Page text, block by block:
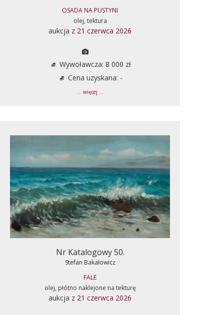
OSADA NA PUSTYNI
olej, tektura
aukcja z 21 czerwca 2026
Wywoławcza: 8 000 zł
Cena uzyskana: -
... więcej ...
Nr Katalogowy 50.
Stefan Bakałowicz
FALE
olej, płótno naklejone na tekturę
aukcja z 21 czerwca 2026